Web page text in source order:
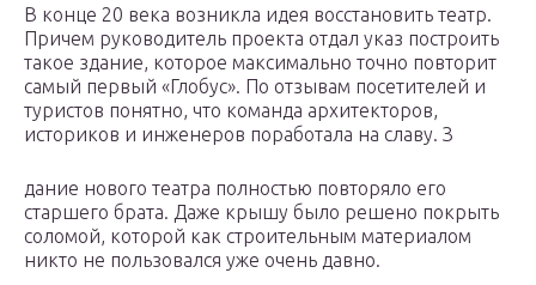
В конце 20 века возникла идея восстановить театр.
Причем руководитель проекта отдал указ построить
такое здание, которое максимально точно повторит
самый первый «Глобус». По отзывам посетителей и
туристов понятно, что команда архитекторов,
историков и инженеров поработала на славу. З
дание нового театра полностью повторяло его
старшего брата. Даже крышу было решено покрыть
соломой, которой как строительным материалом
никто не пользовался уже очень давно.